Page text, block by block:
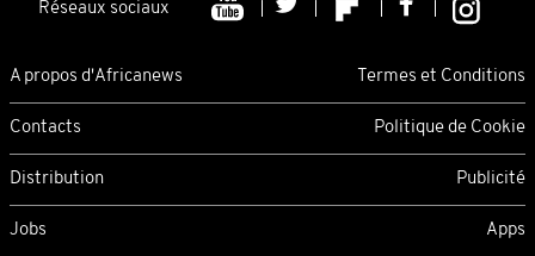
Réseaux sociaux
A propos d'Africanews Termes et Conditions
Contacts Politique de Cookie
Distribution Publicité
Jobs Apps